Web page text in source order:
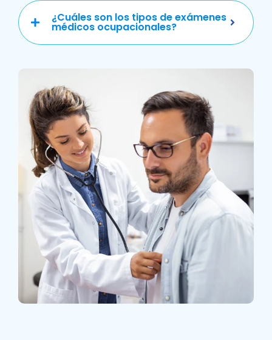
¿Cuáles son los tipos de exámenes
médicos ocupacionales?